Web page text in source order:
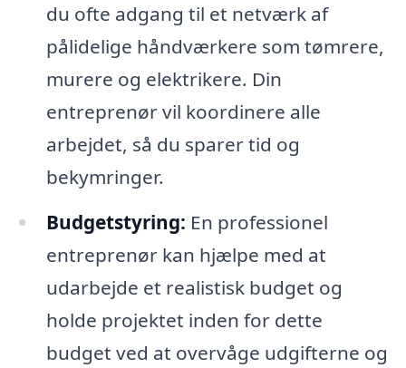
du ofte adgang til et netværk af
pålidelige håndværkere som tømrere,
murere og elektrikere. Din
entreprenør vil koordinere alle
arbejdet, så du sparer tid og
bekymringer.
Budgetstyring: En professionel
entreprenør kan hjælpe med at
udarbejde et realistisk budget og
holde projektet inden for dette
budget ved at overvåge udgifterne og